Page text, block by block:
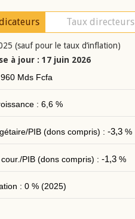
Taux directeurs
(sauf pour le taux d’inflation)
à jour : 17 juin 2026
Mds Fcfa
: 6,6 %
PIB (dons compris) : -3,3%
PIB (dons compris) : -1,3%
: 0 % (2025)